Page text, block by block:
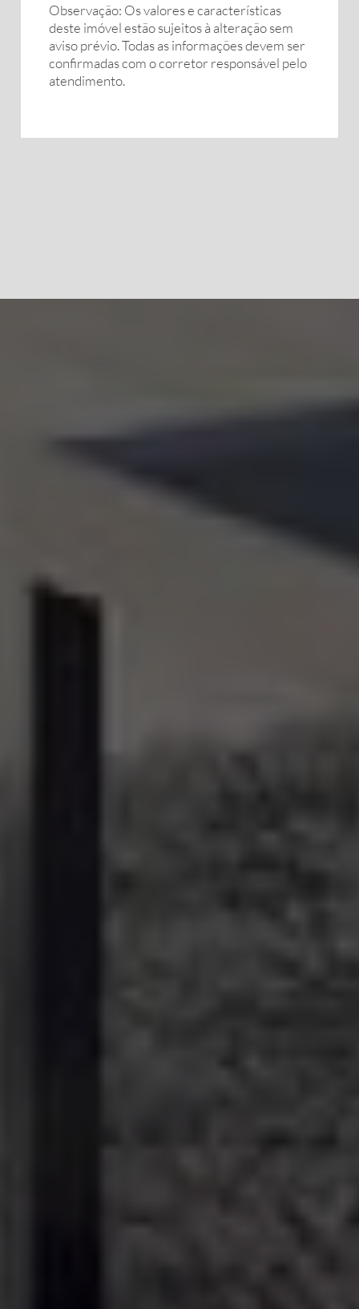
Observação: Os valores e características
deste imóvel estão sujeitos à alteração sem
aviso prévio. Todas as informações devem ser
confirmadas com o corretor responsável pelo
atendimento.